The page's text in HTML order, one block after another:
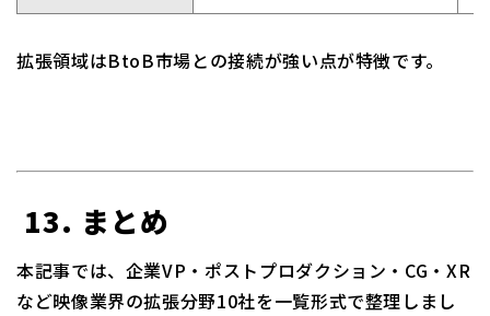
拡張領域はBtoB市場との接続が強い点が特徴です。
13. まとめ
本記事では、企業VP・ポストプロダクション・CG・XR
など映像業界の拡張分野10社を一覧形式で整理しまし